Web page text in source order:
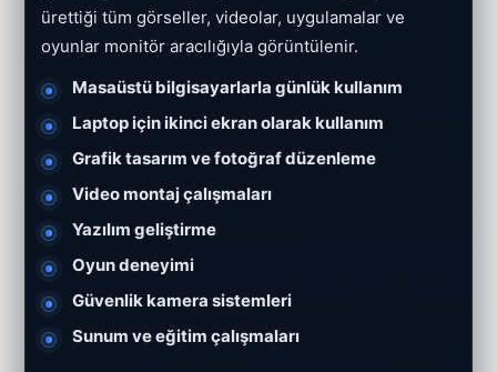
ürettiği tüm görseller, videolar, uygulamalar ve
oyunlar monitör aracılığıyla görüntülenir.
Masaüstü bilgisayarlarla günlük kullanım
Laptop için ikinci ekran olarak kullanım
Grafik tasarım ve fotoğraf düzenleme
Video montaj çalışmaları
Yazılım geliştirme
Oyun deneyimi
Güvenlik kamera sistemleri
Sunum ve eğitim çalışmaları